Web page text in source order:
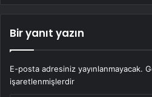
Bir yanıt yazın
E-posta adresiniz yayınlanmayacak.
işaretlenmişlerdir